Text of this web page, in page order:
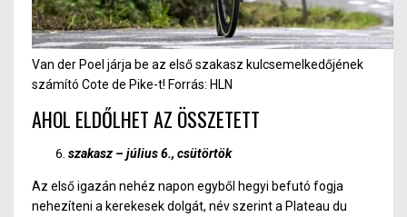
Van der Poel járja be az első szakasz kulcsemelkedőjének
számító Cote de Pike-t! Forrás: HLN
AHOL ELDŐLHET AZ ÖSSZETETT
szakasz – július 6., csütörtök
Az első igazán nehéz napon egyből hegyi befutó fogja
nehezíteni a kerekesek dolgát, név szerint a Plateau du